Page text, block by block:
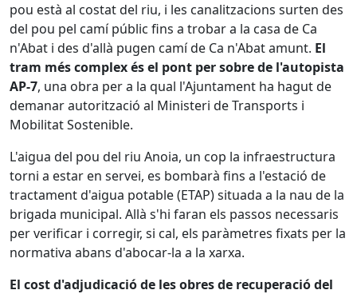
pou està al costat del riu, i les canalitzacions surten des
del pou pel camí públic fins a trobar a la casa de Ca
n'Abat i des d'allà pugen camí de Ca n'Abat amunt. El
tram més complex és el pont per sobre de l'autopista
AP-7, una obra per a la qual l'Ajuntament ha hagut de
demanar autorització al Ministeri de Transports i
Mobilitat Sostenible.
L'aigua del pou del riu Anoia, un cop la infraestructura
torni a estar en servei, es bombarà fins a l'estació de
tractament d'aigua potable (ETAP) situada a la nau de la
brigada municipal. Allà s'hi faran els passos necessaris
per verificar i corregir, si cal, els paràmetres fixats per la
normativa abans d'abocar-la a la xarxa.
El cost d'adjudicació de les obres de recuperació del